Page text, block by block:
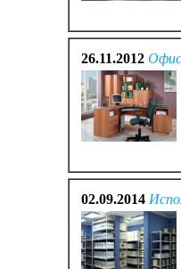
26.11.2012
02.09.2014